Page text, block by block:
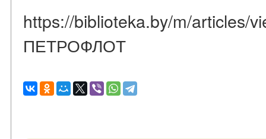
https://biblioteka.by/m/
ПЕТРОФЛОТ